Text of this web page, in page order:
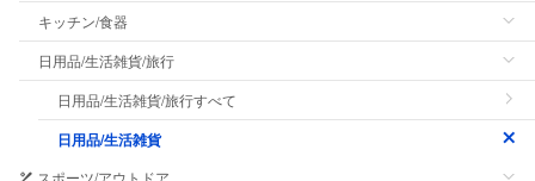
キッチン/食器
日用品/生活雑貨/旅行
日用品/生活雑貨/旅行すべて
日用品/生活雑貨
スポーツ/アウトドア